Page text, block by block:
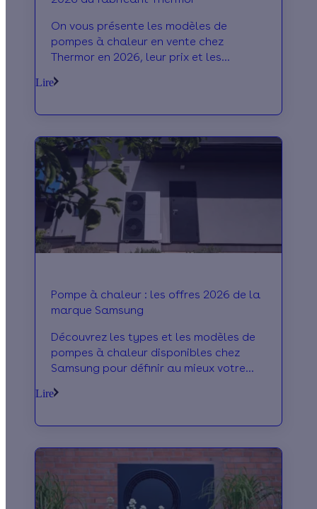
On vous présente les modèles de
pompes à chaleur en vente chez
Thermor en 2026, leur prix et les
Lire
Pompe à chaleur : les offres 2026 de la
marque Samsung
Découvrez les types et les modèles de
pompes à chaleur disponibles chez
Samsung pour définir au mieux votre
Lire